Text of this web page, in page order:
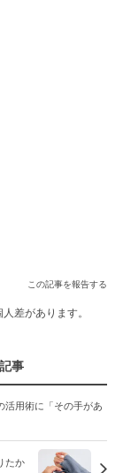
この記事を報告する
差があります。
事
活用術に「その手があ
たか